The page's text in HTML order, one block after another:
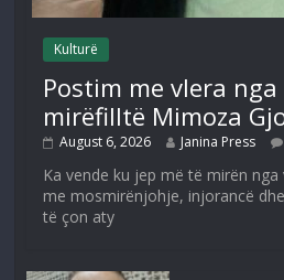
Kulturë
Postim me vlera
mirëfilltë Mimoza
August 6, 2026 Janina Press
Ka vende ku jep më të mirën
me mosmirënjohje, injorancë
të çon aty